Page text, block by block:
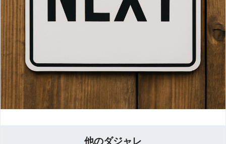
他のダジャレ